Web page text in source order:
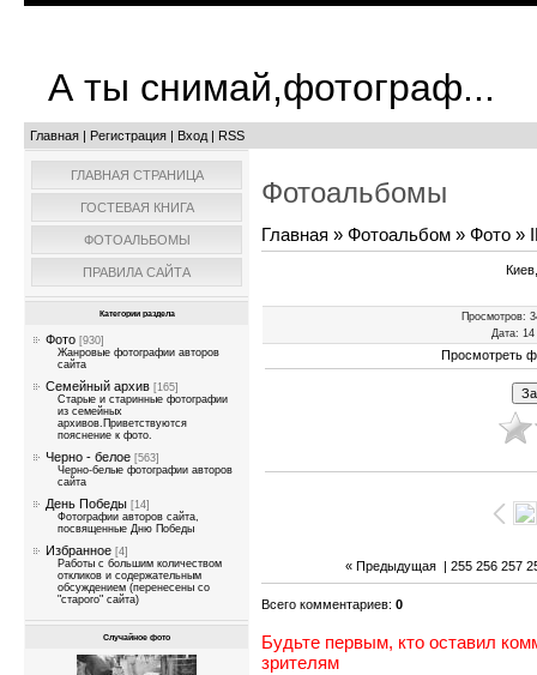
А ты снимай,фотограф...
Главная | Регистрация | Вход | RSS
ГЛАВНАЯ СТРАНИЦА
ГОСТЕВАЯ КНИГА
ФОТОАЛЬБОМЫ
ПРАВИЛА САЙТА
Категории раздела
Фото [930]
Жанровые фотографии авторов
сайта
Семейный архив [165]
Старые и старинные фотографии
из семейных
архивов.Приветствуются
пояснение к фото.
Черно - белое [563]
Черно-белые фотографии авторов
сайта
День Победы [14]
Фотографии авторов сайта,
посвященные Дню Победы
Избранное [4]
Работы с большим количеством
откликов и содержательным
обсуждением (перенесены со
"старого" сайта)
Случайное фото
Фотоальбомы
Главная » Фотоальбом » Фото »
Просмотров:
Дата:
Просмотреть
« Предыдущая | 255 256 257
Всего комментариев: 0
Будьте первым, кто оставил
зрителям